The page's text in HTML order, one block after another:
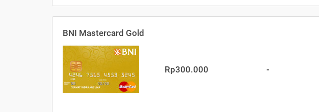
BNI Mastercard Gold
Rp300.000 -